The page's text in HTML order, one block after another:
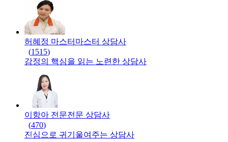
허혜정 마스터 마스터 상담사
(1515)
감정의 핵심을 읽는 노련한 상담사
이항아 전문전문 상담사
(470)
진심으로 귀기울여주는 상담사